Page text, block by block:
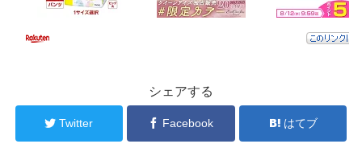
シェアする
Twitter Facebook はてブ